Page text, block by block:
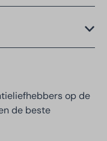
op de
de beste